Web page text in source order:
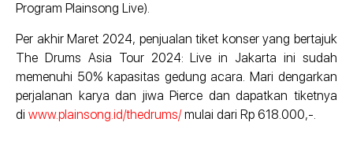
Program Plainsong Live).
Per akhir Maret 2024, penjualan tiket konser yang bertajuk
The Drums Asia Tour 2024: Live in Jakarta ini sudah
memenuhi 50% kapasitas gedung acara. Mari dengarkan
perjalanan karya dan jiwa Pierce dan dapatkan tiketnya
di www.plainsong.id/thedrums/mulai dari Rp 618.000,-.